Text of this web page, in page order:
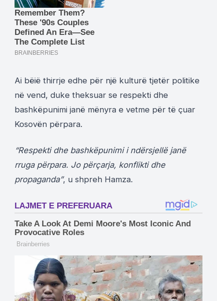
Ai bëië thirrje edhe për një kulturë tjetër politike
në vend, duke theksuar se respekti dhe
bashkëpunimi janë mënyra e vetme për të çuar
Kosovën përpara.
“Respekti dhe bashkëpunimi i ndërsjellë janë
rruga përpara. Jo përçarja, konflikti dhe
propaganda”, u shpreh Hamza.